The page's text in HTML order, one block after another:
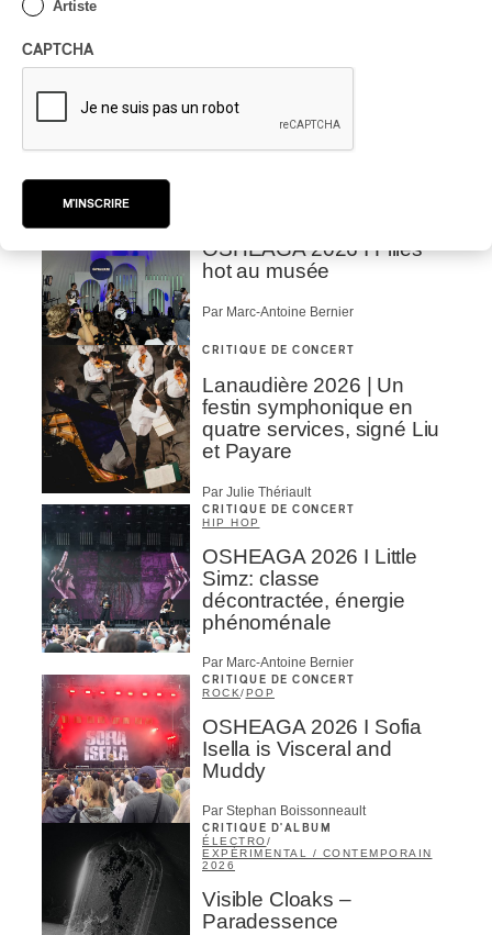
ROCK/PUNK
OSHEAGA 2026 I
Turnstile, fièvre
technicolore
OSHEAGA 2026 I Filles
hot au musée
Par Marc-Antoine Bernier
CRITIQUE DE CONCERT
Lanaudière 2026 | Un
festin symphonique en
quatre services, signé Liu
et Payare
Par Julie Thériault
CRITIQUE DE CONCERT
HIP HOP
OSHEAGA 2026 I Little
Simz: classe
décontractée, énergie
phénoménale
Par Marc-Antoine Bernier
CRITIQUE DE CONCERT
ROCK/POP
OSHEAGA 2026 I Sofia
Isella is Visceral and
Muddy
Par Stephan Boissonneault
CRITIQUE D'ALBUM
ÉLECTRO/
EXPÉRIMENTAL / CONTEMPORAIN
2026
Visible Cloaks –
Paradessence
Artiste
CAPTCHA
M'INSCRIRE